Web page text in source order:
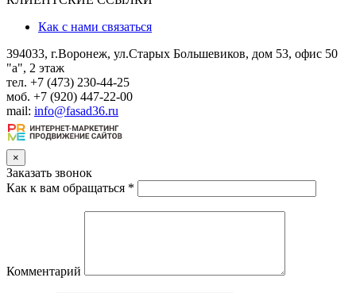
Как с нами связаться
394033, г.Воронеж, ул.Старых Большевиков, дом 53, офис 50
"а", 2 этаж
тел. +7 (473) 230-44-25
моб. +7 (920) 447-22-00
mail: info@fasad36.ru
×
Заказать звонок
Как к вам обращаться *
Комментарий